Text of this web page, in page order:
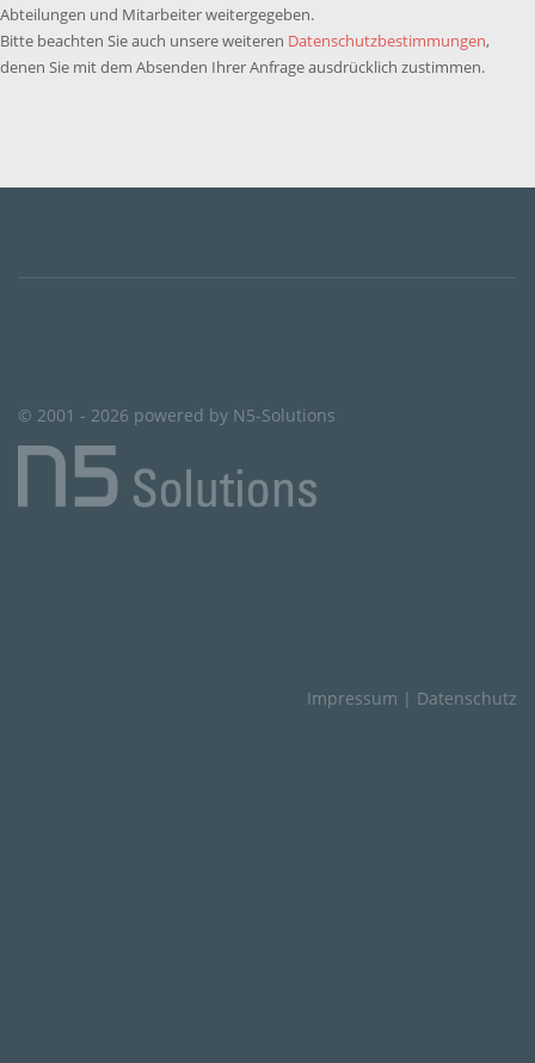
Abteilungen und Mitarbeiter weitergegeben.
Bitte beachten Sie auch unsere weiteren Datenschutzbestimmungen,
denen Sie mit dem Absenden Ihrer Anfrage ausdrücklich zustimmen.
© 2001 - 2026 powered by N5-Solutions
Impressum | Datenschutz